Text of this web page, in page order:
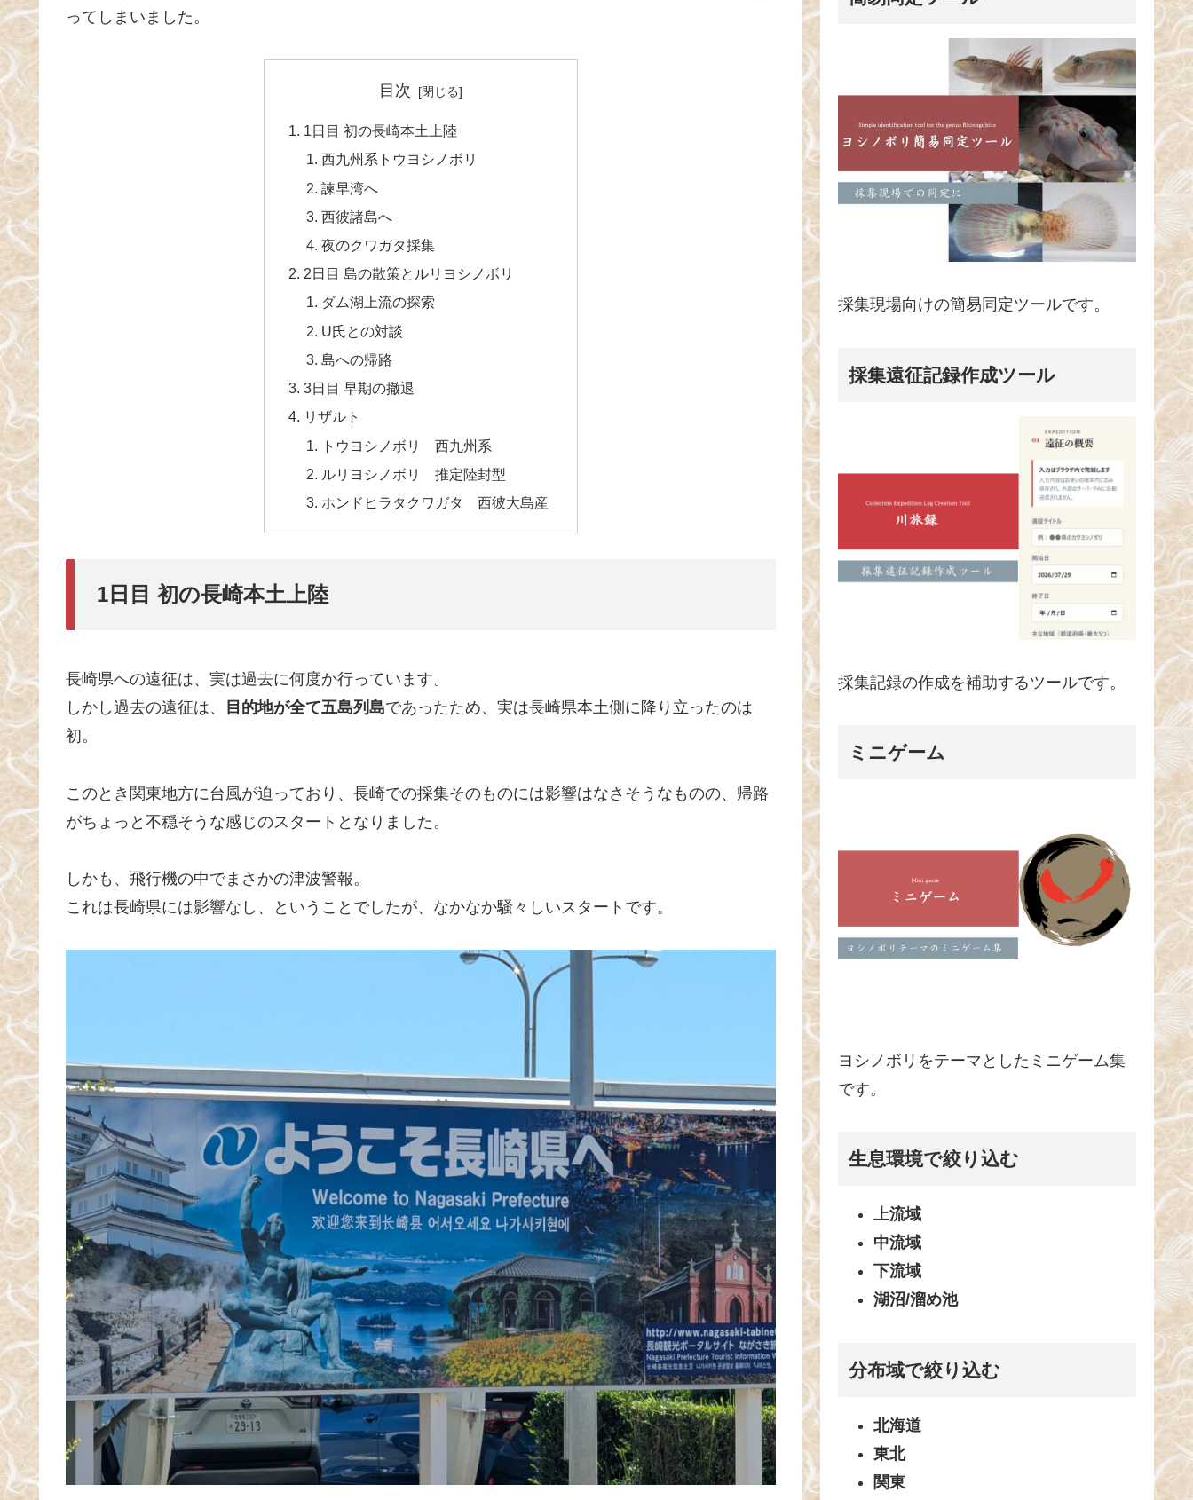
ってしまいました。
目次
1日目 初の長崎本土上陸
西九州系トウヨシノボリ
諫早湾へ
西彼諸島へ
夜のクワガタ採集
2日目 島の散策とルリヨシノボリ
ダム湖上流の探索
U氏との対談
島への帰路
3日目 早期の撤退
リザルト
トウヨシノボリ 西九州系
ルリヨシノボリ 推定陸封型
ホンドヒラタクワガタ 西彼大島産
1日目 初の長崎本土上陸
長崎県への遠征は、実は過去に何度か行っています。
しかし過去の遠征は、
目的地が全て五島列島であったため、実は長崎県本土側に降り立ったのは
初。
このとき関東地方に台風が迫っており、長崎での採集そのものには影響はなさそうなものの、帰路
がちょっと不穏そうな感じのスタートとなりました。
しかも、飛行機の中でまさかの津波警報。
これは長崎県には影響なし、ということでしたが、なかなか騒々しいスタートです。
採集現場向けの簡易同定ツールです。
採集遠征記録作成ツール
採集記録の作成を補助するツールです。
ミニゲーム
ヨシノボリをテーマとしたミニゲーム集
です。
生息環境で絞り込む
上流域
中流域
下流域
湖沼/溜め池
分布域で絞り込む
北海道
東北
関東